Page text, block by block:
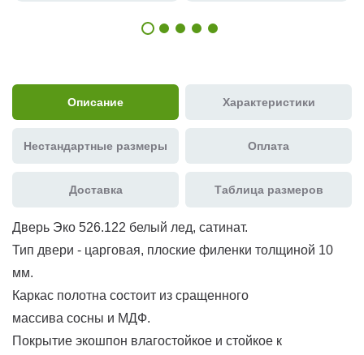
Описание Характеристики
Нестандартные размеры Оплата
Доставка Таблица размеров
Дверь Эко 526.122 белый лед, сатинат.
Тип двери - царговая, плоские филенки толщиной 10
мм.
Каркас полотна состоит из сращенного
массива сосны и МДФ.
Покрытие экошпон влагостойкое и стойкое к